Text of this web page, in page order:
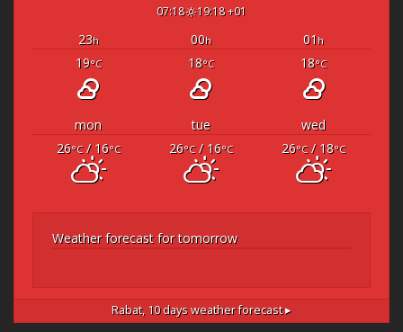
07:18 19:18 +01
23h 00h 01 h
19°C 18°C 18°C
mon tue
wed
26°C/ 16°C 26°C/ 16°C 26°C/ 18°C
Weather forecast for tomorrow
Rabat,10 days weather forecast ▸